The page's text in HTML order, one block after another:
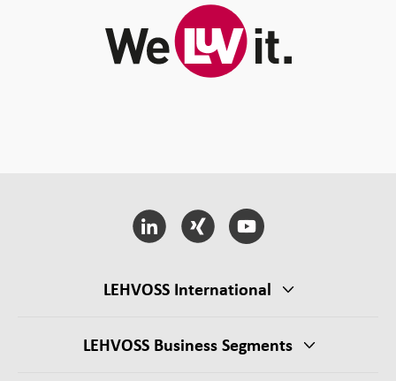
LEHVOSS International
LEHVOSS Business Segments